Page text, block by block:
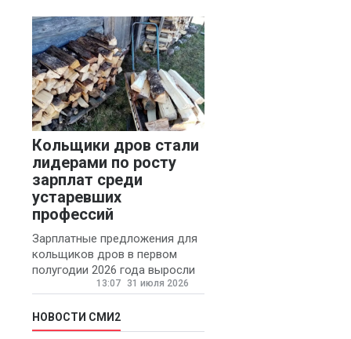
конфликтов и раздражения в
Кольщики дров стали
лидерами по росту
зарплат среди
устаревших
профессий
Зарплатные предложения для
кольщиков дров в первом
полугодии 2026 года выросли
на 58% - 62 тысяч рублей в
«Прайм».
13:07 31 июля 2026
НОВОСТИ СМИ2